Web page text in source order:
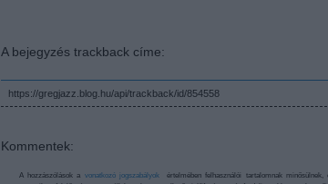
A bejegyzés trackback címe:
https://gregjazz.blog.hu/api/trackback/id/854558
Kommentek:
A hozzászólások a vonatkozó jogszabályokértelmében felhasználói tartalomnak